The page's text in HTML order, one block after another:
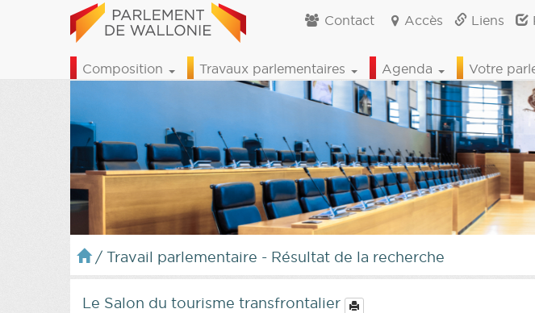
Contact Accès Liens
Composition Travaux parlementaires Agenda Votre
/ Travail parlementaire - Résultat de la recherche
Le Salon du tourisme transfrontalier